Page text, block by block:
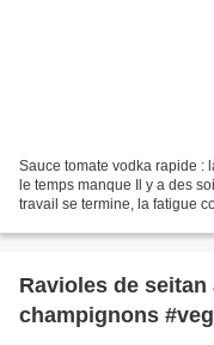
Sauce tomate vodka rapide :
le temps manque Il y a des
travail se termine, la fatigue
Ravioles de
champignons